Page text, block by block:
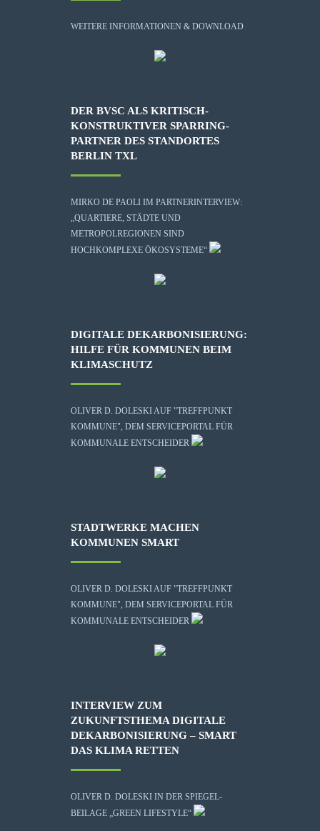
WEITERE INFORMATIONEN & DOWNLOAD
DER BVSC ALS KRITISCH-
KONSTRUKTIVER SPARRING-
PARTNER DES STANDORTES
BERLIN TXL
MIRKO DE PAOLI IM PARTNERINTERVIEW:
„QUARTIERE, STÄDTE UND
METROPOLREGIONEN SIND
HOCHKOMPLEXE ÖKOSYSTEME“
DIGITALE DEKARBONISIERUNG:
HILFE FÜR KOMMUNEN BEIM
KLIMASCHUTZ
OLIVER D. DOLESKI AUF "TREFFPUNKT
KOMMUNE", DEM SERVICEPORTAL FÜR
KOMMUNALE ENTSCHEIDER
STADTWERKE MACHEN
KOMMUNEN SMART
OLIVER D. DOLESKI AUF "TREFFPUNKT
KOMMUNE", DEM SERVICEPORTAL FÜR
KOMMUNALE ENTSCHEIDER
INTERVIEW ZUM
ZUKUNFTSTHEMA DIGITALE
DEKARBONISIERUNG – SMART
DAS KLIMA RETTEN
OLIVER D. DOLESKI IN DER SPIEGEL-
BEILAGE „GREEN LIFESTYLE“